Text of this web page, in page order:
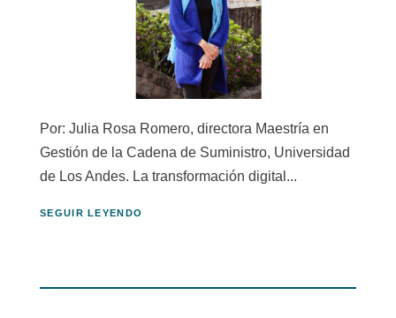
Por: Julia Rosa Romero, directora Maestría en
Gestión de la Cadena de Suministro, Universidad
de Los Andes. La transformación digital...
SEGUIR LEYENDO